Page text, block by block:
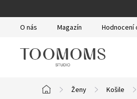
na
obsahO nás Magazín Hodnocení
Domů
Ženy Košile